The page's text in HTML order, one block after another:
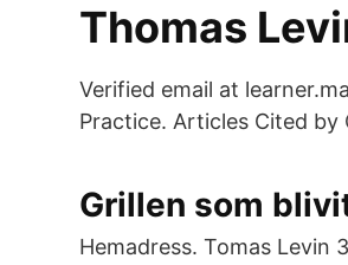
Thomas
Verified email at
Practice. Articles Cited by
Grillen som
Hemadress. Tomas Levin